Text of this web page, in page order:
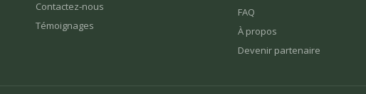
Contactez-nous
Témoignages
FAQ
À propos
Devenir partenaire